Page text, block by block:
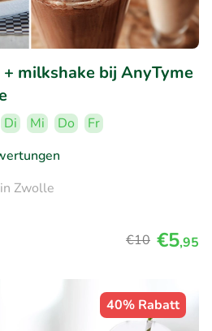
milkshake bij AnyTyme
Di Mi Do
Fr
Zwolle
€10 €5,95
40% Rabatt